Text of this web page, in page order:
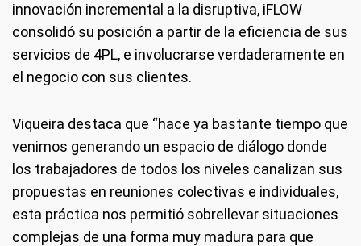
innovación incremental a la disruptiva, iFLOW
consolidó su posición a partir de la eficiencia de sus
servicios de 4PL, e involucrarse verdaderamente en
el negocio con sus clientes.
Viqueira destaca que “hace ya bastante tiempo que
venimos generando un espacio de diálogo donde
los trabajadores de todos los niveles canalizan sus
propuestas en reuniones colectivas e individuales,
esta práctica nos permitió sobrellevar situaciones
complejas de una forma muy madura para que